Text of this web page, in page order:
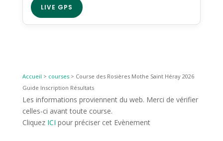
LIVE GPS
Accueil > courses> Course des Rosières Mothe Saint Héray 2026
Guide Inscription Résultats
Les informations proviennent du web. Merci de vérifier
celles-ci avant toute course.
Cliquez ICI pour préciser cet Evènement